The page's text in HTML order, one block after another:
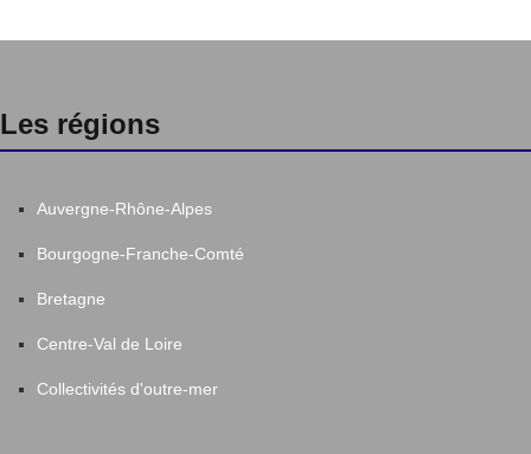
Les régions
Auvergne-Rhône-Alpes
Bourgogne-Franche-Comté
Bretagne
Centre-Val de Loire
Collectivités d'outre-mer